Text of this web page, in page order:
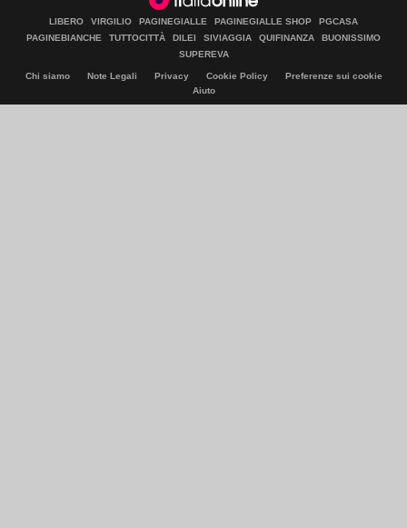
LIBERO VIRGILIO PAGINEGIALLE PAGINEGIALLE SHOP
PGCASA
PAGINEBIANCHE
TUTTOCITTÀ DILEI SIVIAGGIA QUIFINANZA
BUONISSIMO
SUPEREVA
Chi siamo Note Legali Privacy Cookie Policy
Preferenze sui cookie
Aiuto